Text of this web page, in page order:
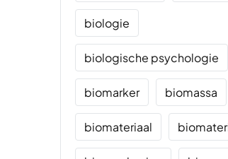
biologie
biologische psychologie
biomarker biomassa
biomateriaal